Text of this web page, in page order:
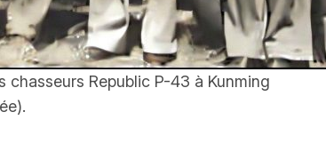
chasseurs Republic P-43 à Kunming